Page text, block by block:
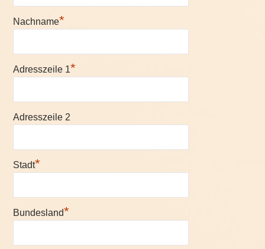
Nachname*
Adresszeile 1*
Adresszeile 2
Stadt*
Bundesland*